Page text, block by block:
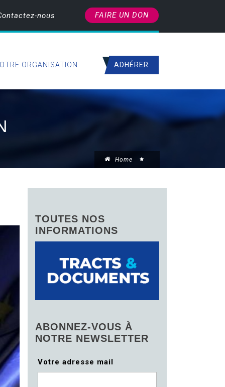
nous FAIRE UN DON
ORGANISATION ADHÉRER
Home
TOUTES NOS
INFORMATIONS
ABONNEZ-VOUS À
NOTRE NEWSLETTER
Votre adresse mail